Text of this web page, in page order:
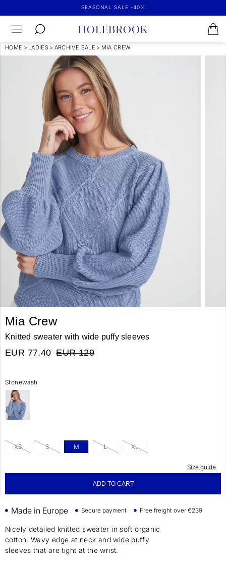
SEASONAL SALE -40%
HOME > LADIES > ARCHIVE SALE > MIA CREW
Mia Crew
Knitted sweater with wide puffy sleeves
EUR 77.40 EUR 129
Stonewash
XS S M L XL
Size guide
ADD TO CART
Made in Europe Secure payment Free freight over €239
Nicely detailed knitted sweater in soft organic
cotton. Wavy edge at neck and wide puffy
sleeves that are tight at the wrist.